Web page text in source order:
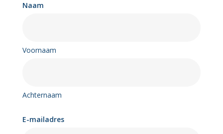
Naam
Voornaam
Achternaam
E-mailadres